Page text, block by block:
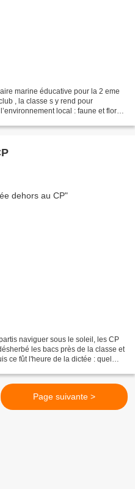
marine éducative pour la 2 eme
, la classe s y rend pour
local : faune et flore
naviguer sous le soleil, les CP
les bacs près de la classe et
ce fût l'heure de la dictée : quel
Page suivante >